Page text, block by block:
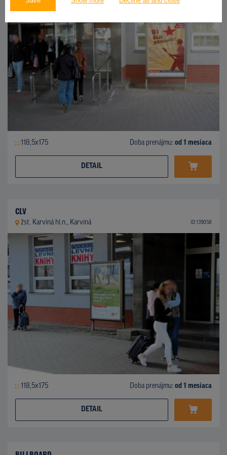
118,5x175 Doba prenájmu: od 1 mesiaca
DETAIL
CLV
žst. Karviná hl.n., Karviná ID 139058
118,5x175 Doba prenájmu: od 1 mesiaca
DETAIL